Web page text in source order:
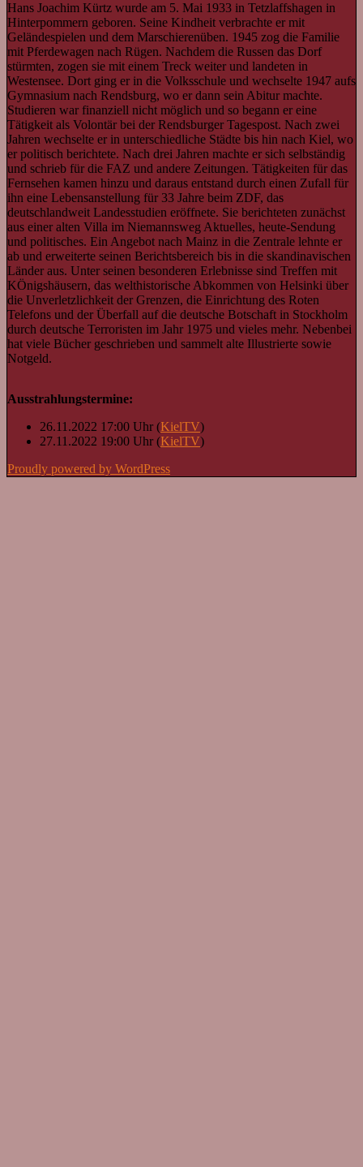
Hans Joachim Kürtz wurde am 5. Mai 1933 in Tetzlaffshagen in
Hinterpommern geboren. Seine Kindheit verbrachte er mit
Geländespielen und dem Marschierenüben. 1945 zog die Familie
mit Pferdewagen nach Rügen. Nachdem die Russen das Dorf
stürmten, zogen sie mit einem Treck weiter und landeten in
Westensee. Dort ging er in die Volksschule und wechselte 1947 aufs
Gymnasium nach Rendsburg, wo er dann sein Abitur machte.
Studieren war finanziell nicht möglich und so begann er eine
Tätigkeit als Volontär bei der Rendsburger Tagespost. Nach zwei
Jahren wechselte er in unterschiedliche Städte bis hin nach Kiel, wo
er politisch berichtete. Nach drei Jahren machte er sich selbständig
und schrieb für die FAZ und andere Zeitungen. Tätigkeiten für das
Fernsehen kamen hinzu und daraus entstand durch einen Zufall für
ihn eine Lebensanstellung für 33 Jahre beim ZDF, das
deutschlandweit Landesstudien eröffnete. Sie berichteten zunächst
aus einer alten Villa im Niemannsweg Aktuelles, heute-Sendung
und politisches. Ein Angebot nach Mainz in die Zentrale lehnte er
ab und erweiterte seinen Berichtsbereich bis in die skandinavischen
Länder aus. Unter seinen besonderen Erlebnisse sind Treffen mit
KÖnigshäusern, das welthistorische Abkommen von Helsinki über
die Unverletzlichkeit der Grenzen, die Einrichtung des Roten
Telefons und der Überfall auf die deutsche Botschaft in Stockholm
durch deutsche Terroristen im Jahr 1975 und vieles mehr. Nebenbei
hat viele Bücher geschrieben und sammelt alte Illustrierte sowie
Notgeld.
Ausstrahlungstermine:
26.11.2022 17:00 Uhr (KielTV)
27.11.2022 19:00 Uhr (KielTV)
Proudly powered by WordPress